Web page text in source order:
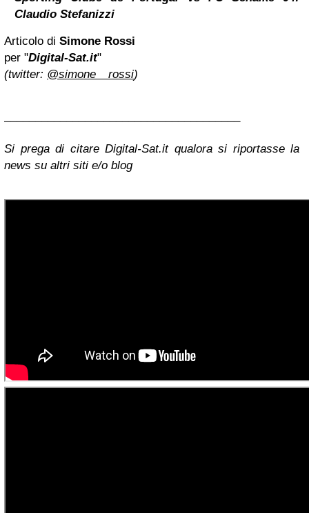
Claudio Stefanizzi
Articolo di Simone Rossi
per "Digital-Sat.it"
(twitter: @simone__rossi)
Si prega di citare Digital-Sat.it qualora si riportasse la
news su altri siti e/o blog